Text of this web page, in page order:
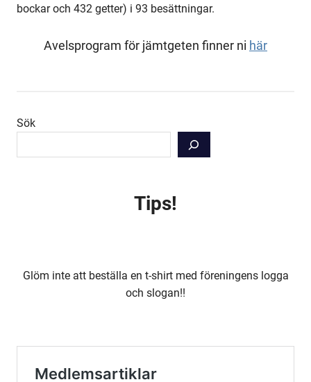
bockar och 432 getter) i 93 besättningar.
Avelsprogram för jämtgeten finner ni här
Sök
Tips!
Glöm inte att beställa en t-shirt med föreningens logga
och slogan!!